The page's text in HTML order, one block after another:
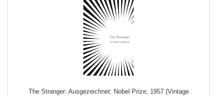
The Stranger: Ausgezeichnet: Nobel Prize, 1957 (Vintage